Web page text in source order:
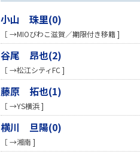
小山 珠里(0)
［ →MIOびわこ滋賀／期限付き移籍 ]
谷尾 昂也(2)
［ →松江シティFC ]
藤原 拓也(1)
［ →YS横浜 ]
横川 旦陽(0)
［ →湘南 ]